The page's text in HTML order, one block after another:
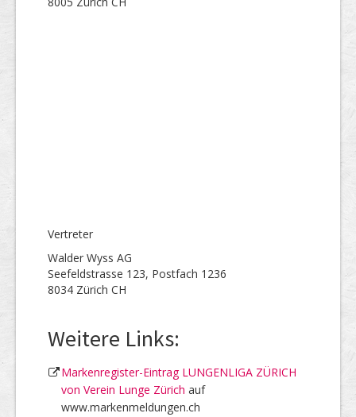
Vertreter
Walder Wyss AG
Seefeldstrasse 123, Postfach 1236
8034 Zürich CH
Weitere Links:
Markenregister-Eintrag LUNGENLIGA ZÜRICH
von Verein Lunge Zürich auf
www.markenmeldungen.ch